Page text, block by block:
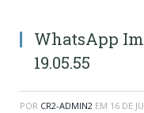
WhatsApp
19.05.55
POR CR2-ADMIN2 EM 16 DE